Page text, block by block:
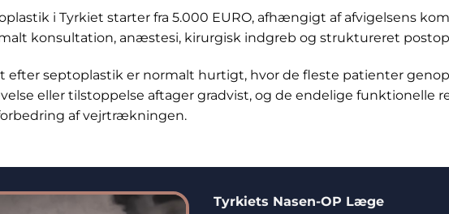
i Tyrkiet starter fra 5.000 EURO, afhængigt af afvigelsens
konsultation, anæstesi, kirurgisk indgreb og struktureret
efter septoplastik er normalt hurtigt, hvor de fleste patienter
eller tilstoppelse aftager gradvist, og de endelige funktionelle
af vejrtrækningen.
Tyrkiets Nasen-OP Læge